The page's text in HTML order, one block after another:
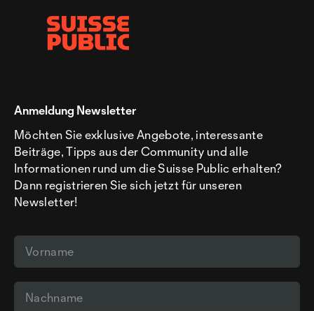
Anmeldung Newsletter
Möchten Sie exklusive Angebote, interessante
Beiträge, Tipps aus der Community und alle
Informationen rund um die Suisse Public erhalten?
Dann registrieren Sie sich jetzt für unseren
Newsletter!